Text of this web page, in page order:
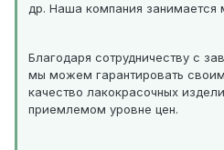
др. Наша компания занимается
Благодаря сотрудничеству с
мы можем гарантировать
качество лакокрасочных
приемлемом уровне цен.